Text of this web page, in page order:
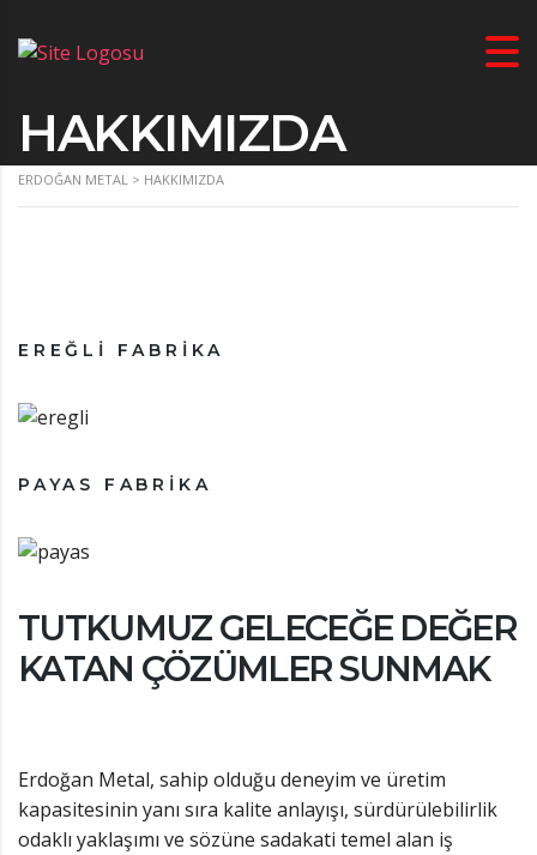
HAKKIMIZDA
ERDOĞAN METAL > HAKKIMIZDA
EREĞLİ FABRİKA
PAYAS FABRİKA
TUTKUMUZ GELECEĞE DEĞER
KATAN ÇÖZÜMLER SUNMAK
Erdoğan Metal, sahip olduğu deneyim ve üretim
kapasitesinin yanı sıra kalite anlayışı, sürdürülebilirlik
odaklı yaklaşımı ve sözüne sadakati temel alan iş